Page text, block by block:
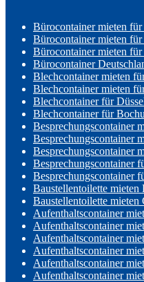
Bürocontainer mieten
Bürocontainer mieten
Bürocontainer mieten
Bürocontainer
Blechcontainer mieten
Blechcontainer mieten
Blechcontainer für
Blechcontainer für
Besprechungscontainer
Besprechungscontainer
Besprechungscontainer
Besprechungscontainer
Besprechungscontainer
Baustellentoilette mieten
Baustellentoilette mieten
Aufenthaltscontainer
Aufenthaltscontainer
Aufenthaltscontainer
Aufenthaltscontainer
Aufenthaltscontainer
Aufenthaltscontainer